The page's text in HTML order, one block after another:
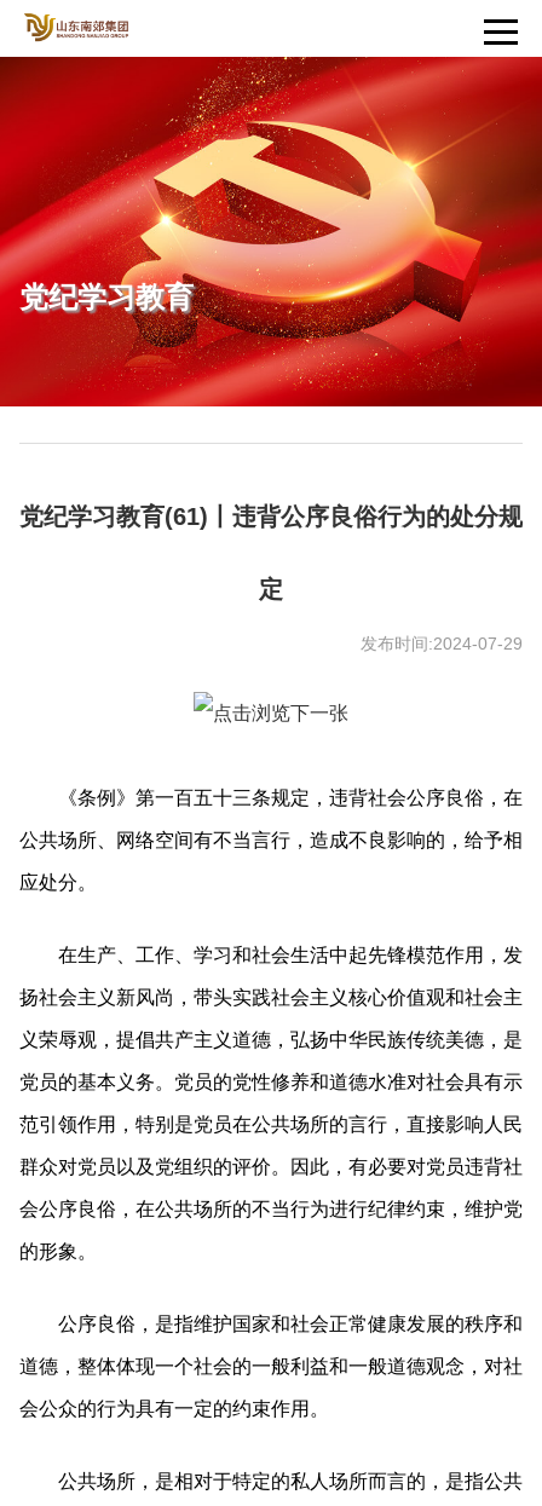
党纪学习教育
党纪学习教育(61)丨违背公序良俗行为的处分规
定
发布时间:2024-07-29
《条例》第一百五十三条规定，违背社会公序良俗，在
公共场所、网络空间有不当言行，造成不良影响的，给予相
应处分。
在生产、工作、学习和社会生活中起先锋模范作用，发
扬社会主义新风尚，带头实践社会主义核心价值观和社会主
义荣辱观，提倡共产主义道德，弘扬中华民族传统美德，是
党员的基本义务。党员的党性修养和道德水准对社会具有示
范引领作用，特别是党员在公共场所的言行，直接影响人民
群众对党员以及党组织的评价。因此，有必要对党员违背社
会公序良俗，在公共场所的不当行为进行纪律约束，维护党
的形象。
公序良俗，是指维护国家和社会正常健康发展的秩序和
道德，整体体现一个社会的一般利益和一般道德观念，对社
会公众的行为具有一定的约束作用。
公共场所，是相对于特定的私人场所而言的，是指公共